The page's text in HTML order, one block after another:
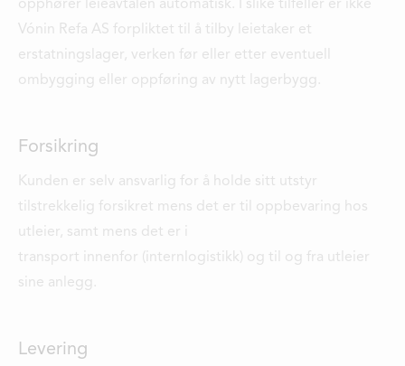
opphører leieavtalen automatisk. I slike tilfeller er ikke
Vónin Refa AS forpliktet til å tilby leietaker et
erstatningslager, verken før eller etter eventuell
ombygging eller oppføring av nytt lagerbygg.
Forsikring
Kunden er selv ansvarlig for å holde sitt utstyr
tilstrekkelig forsikret mens det er til oppbevaring hos
utleier, samt mens det er i
transport innenfor (internlogistikk) og til og fra utleier
sine anlegg.
Levering